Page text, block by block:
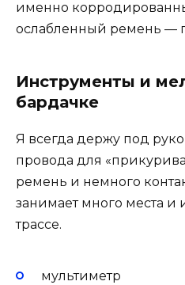
именно
ослабленный ремень —
Инструменты и
бардачке
Я всегда держу под
провода для
ремень и немного
занимает много места и
трассе.
мультиметр